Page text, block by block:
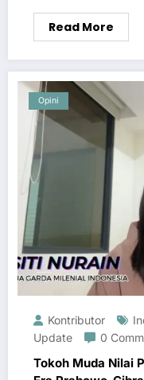
Read More
Opini
Kontributor
Update
0
Tokoh Muda Nilai